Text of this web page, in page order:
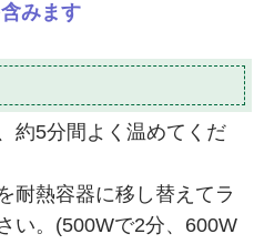
みます
約5分間よく温めてくだ
耐熱容器に移し替えてラ
い。(500Wで2分、600W